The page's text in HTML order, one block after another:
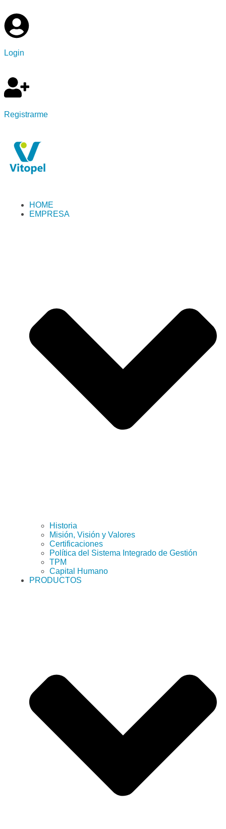
Login
Registrarme
HOME
EMPRESA
Historia
Misión, Visión y Valores
Certificaciones
Política del Sistema Integrado de Gestión
TPM
Capital Humano
PRODUCTOS